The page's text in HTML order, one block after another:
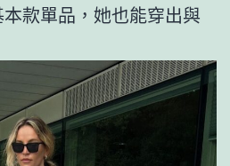
款單品，她也能穿出與